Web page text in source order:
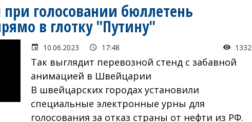
голосовании бюллетень
в глотку "Путину"
10.06.2023 17:48 1332
Так выглядит перевозной стенд с забавной
анимацией в Швейцарии
В швейцарских городах установили
специальные электронные урны для
голосования за отказ страны от нефти из РФ.